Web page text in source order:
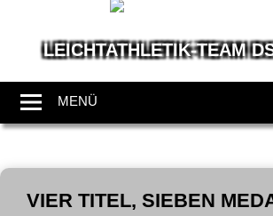
LEICHTATHLETIK-TEAM
leben
Leichtathletik
MENÜ
Zum
InhaltVIER TITEL, SIEBEN